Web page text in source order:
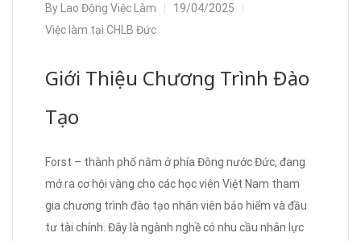
By Lao Động Việc Làm
19/04/2025
Việc làm tại CHLB Đức
Giới Thiệu Chương Trình Đào
Tạo
Forst – thành phố nằm ở phía Đông nước Đức, đang
mở ra cơ hội vàng cho các học viên Việt Nam tham
gia chương trình đào tạo nhân viên bảo hiểm và đầu
tư tài chính. Đây là ngành nghề có nhu cầu nhân lực